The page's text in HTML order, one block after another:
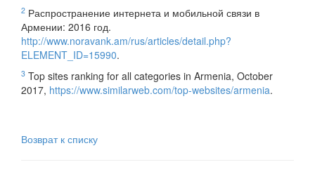
2 Распространение интернета и мобильной связи в
Армении: 2016 год.
http://www.noravank.am/rus/articles/detail.php?
ELEMENT_ID=15990.
3 Top sites ranking for all categories in Armenia, October
2017, https://www.similarweb.com/top-websites/armenia.
Возврат к списку